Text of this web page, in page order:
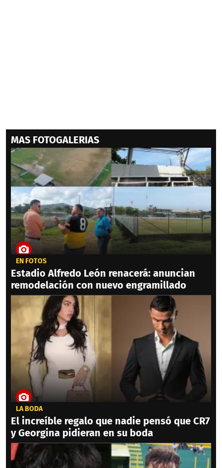
MAS FOTOGALERIAS
EN FOTOS
Estadio Alfredo León renacerá: anuncian
remodelación con nuevo engramillado
LA BODA
El increíble regalo que nadie pensó que CR7
y Georgina pidieran en su boda